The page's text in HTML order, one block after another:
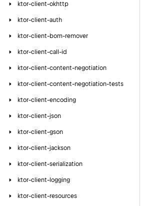
ktor-client-okhttp
ktor-client-auth
ktor-client-bom-remover
ktor-client-call-id
ktor-client-content-negotiation
ktor-client-content-negotiation-tests
ktor-client-encoding
ktor-client-json
ktor-client-gson
ktor-client-jackson
ktor-client-serialization
ktor-client-logging
ktor-client-resources